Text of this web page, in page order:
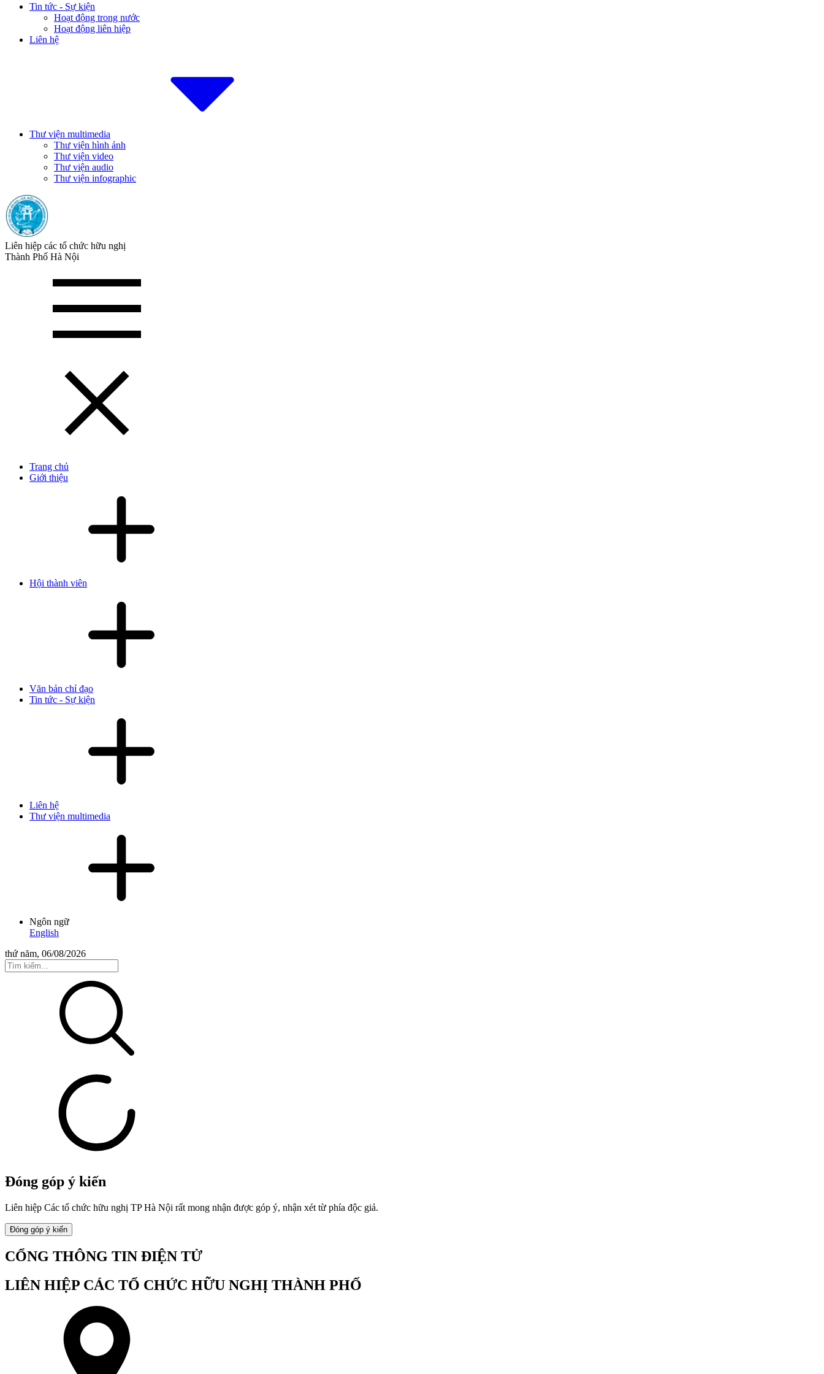
Tin tức - Sự kiện
Hoạt động trong nước
Hoạt động liên hiệp
Liên hệ
Thư viện multimedia
Thư viện hình ảnh
Thư viện video
Thư viện audio
Thư viện infographic
Liên hiệp các tổ chức hữu nghị
Thành Phố Hà Nội
Trang chủ
Giới thiệu
Hội thành viên
Văn bản chỉ đạo
Tin tức - Sự kiện
Liên hệ
Thư viện multimedia
Ngôn ngữ
English
thứ năm, 06/08/2026
Đóng góp ý kiến
Liên hiệp Các tổ chức hữu nghị TP Hà Nội rất mong nhận được góp ý, nhận xét từ phía độc giả.
Đóng góp ý kiến
CỔNG THÔNG TIN ĐIỆN TỬ
LIÊN HIỆP CÁC TỔ CHỨC HỮU NGHỊ THÀNH PHỐ